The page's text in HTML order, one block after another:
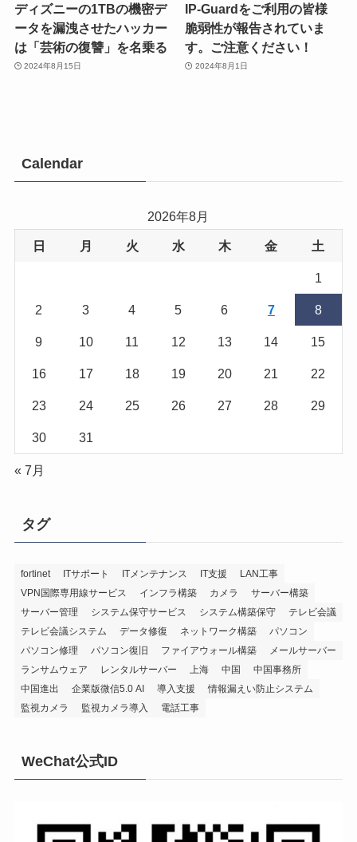
ディズニーの1TBの機密デ
ータを漏洩させたハッカー
は「芸術の復讐」を名乗る
2024年8月15日
IP-Guardをご利用の皆様
脆弱性が報告されていま
す。ご注意ください！
2024年8月1日
Calendar
2026年8月
日 月 火 水 木 金 土
1
2 3 4 5 6 7 8
9 10 11 12 13 14 15
16 17 18 19 20 21 22
23 24 25 26 27 28 29
30 31
« 7月
タグ
fortinet ITサポート ITメンテナンス IT支援
LAN工事
VPN国際専用線サービス
インフラ構築 カメラ
サーバー構築
サーバー管理
システム保守サービス システム構築保守
テレビ会議
テレビ会議システム
データ修復 ネットワーク構築
パソコン
パソコン修理
パソコン復旧 ファイアウォール構築
メールサーバー
ランサムウェア
レンタルサーバー 上海 中国
中国事務所
中国進出
企業版微信5.0 AI 導入支援
情報漏えい防止システム
監視カメラ
監視カメラ導入 電話工事
WeChat公式ID